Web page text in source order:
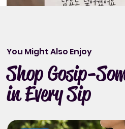
You Might Also Enjoy
Shop Gosip-
in Every Sip